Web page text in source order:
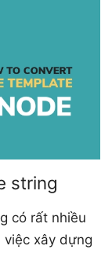
string
có rất nhiều
xây dựng